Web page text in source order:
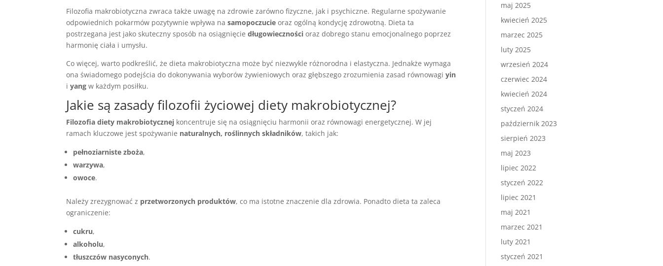
Filozofia makrobiotyczna zwraca także uwagę na zdrowie zarówno fizyczne, jak i psychiczne. Regularne spożywanie
odpowiednich pokarmów pozytywnie wpływa nasamopoczucie oraz ogólną kondycję zdrowotną. Dieta ta
postrzegana jest jako skuteczny sposób na osiągnięciedługowieczności oraz dobrego stanu emocjonalnego poprzez
harmonię ciała i umysłu.
Co więcej, warto podkreślić, że dieta makrobiotyczna może być niezwykle różnorodna i elastyczna. Jednakże wymaga
ona świadomego podejścia do dokonywania wyborów żywieniowych oraz głębszego zrozumienia zasad równowagiyin
iyang w każdym posiłku.
Jakie są zasady filozofii życiowej diety makrobiotycznej?
Filozofia diety makrobiotycznej koncentruje się na osiągnięciu harmonii oraz równowagi energetycznej. W jej
ramach kluczowe jest spożywanie naturalnych, roślinnych składników, takich jak:
pełnoziarniste zboża,
warzywa,
owoce.
Należy zrezygnować z przetworzonych produktów, co ma istotne znaczenie dla zdrowia. Ponadto dieta ta zaleca
ograniczenie:
cukru,
alkoholu,
tłuszczów nasyconych.
maj 2025
kwiecień 2025
marzec 2025
luty 2025
wrzesień 2024
czerwiec 2024
kwiecień 2024
styczeń 2024
październik 2023
sierpień 2023
maj 2023
lipiec 2022
styczeń 2022
lipiec 2021
maj 2021
marzec 2021
luty 2021
styczeń 2021